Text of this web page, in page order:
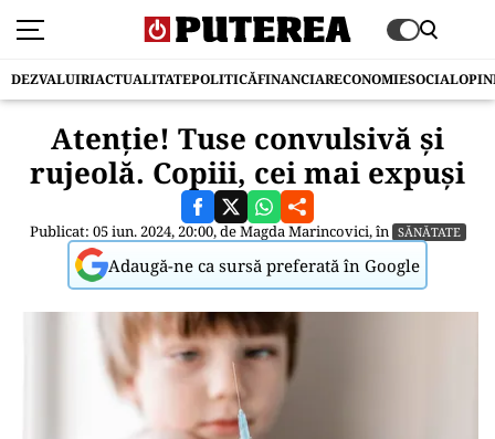
DEZVALUIRIACTUALITATEPOLITICĂFINANCIARECONOMIESOCIAL
Atenție! Tuse convulsivă și
rujeolă. Copiii, cei mai expuși
Publicat: 05 iun. 2024, 20:00, deMagda Marincovici, în SĂNĂTATE
Adaugă-ne ca sursă preferată în Google